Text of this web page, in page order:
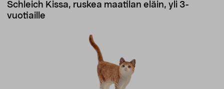
Schleich Kissa, ruskea maatilan eläin, yli 3-
vuotiaille